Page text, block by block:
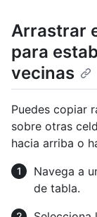
Arrastrar
para
vecinas
Puedes copiar
sobre otras
hacia arriba o
Navega a
de tabla.